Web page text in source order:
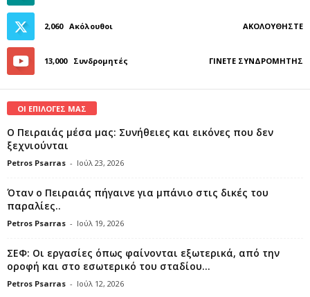
2,060 Ακόλουθοι ΑΚΟΛΟΥΘΉΣΤΕ
13,000 Συνδρομητές ΓΊΝΕΤΕ ΣΥΝΔΡΟΜΗΤΉΣ
ΟΙ ΕΠΙΛΟΓΕΣ ΜΑΣ
Ο Πειραιάς μέσα μας: Συνήθειες και εικόνες που δεν
ξεχνιούνται
Petros Psarras - Ιούλ 23, 2026
Όταν ο Πειραιάς πήγαινε για μπάνιο στις δικές του
παραλίες..
Petros Psarras - Ιούλ 19, 2026
ΣΕΦ: Οι εργασίες όπως φαίνονται εξωτερικά, από την
οροφή και στο εσωτερικό του σταδίου...
Petros Psarras - Ιούλ 12, 2026